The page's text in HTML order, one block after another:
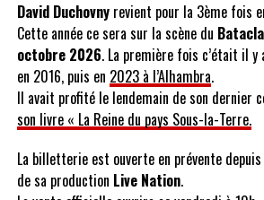
Interview de Christian
chanteur pour le
Balavoine”
FanMusik : Vous chantez déjà dans
formations. Comment est venu ce
Christian Zanati :ça fait maintenant 25
David Duchovnyrevient pour la 3ème fois
Cette année ce sera sur la scène du
octobre 2026. La première fois c’était il y
en 2016, puis en 2023 à l’Alhambra.
Il avait profité le lendemain de son dernier
son livre « La Reine du pays Sous-la-Terre.
La billetterie est ouverte en prévente
de sa production Live Nation.